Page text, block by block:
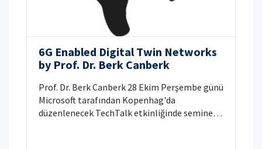
6G Enabled Digital Twin Networks
by Prof. Dr. Berk Canberk
Prof. Dr. Berk Canberk 28 Ekim Perşembe günü
Microsoft tarafından Kopenhag'da
düzenlenecek TechTalk etkinliğinde seminer